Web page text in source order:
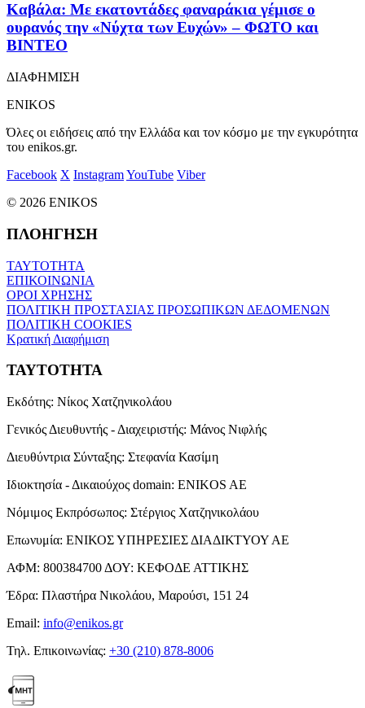
Καβάλα: Με εκατοντάδες φαναράκια γέμισε ο
ουρανός την «Νύχτα των Ευχών» – ΦΩΤΟ και
ΒΙΝΤΕΟ
ΔΙΑΦΗΜΙΣΗ
ENIKOS
Όλες οι ειδήσεις από την Ελλάδα και τον κόσμο με την εγκυρότητα
του enikos.gr.
Facebook X InstagramYouTube Viber
© 2026 ENIKOS
ΠΛΟΗΓΗΣΗ
ΤΑΥΤΟΤΗΤΑ
ΕΠΙΚΟΙΝΩΝΙΑ
ΟΡΟΙ ΧΡΗΣΗΣ
ΠΟΛΙΤΙΚΗ ΠΡΟΣΤΑΣΙΑΣ ΠΡΟΣΩΠΙΚΩΝ ΔΕΔΟΜΕΝΩΝ
ΠΟΛΙΤΙΚΗ COOKIES
Κρατική Διαφήμιση
ΤΑΥΤΟΤΗΤΑ
Εκδότης: Νίκος Χατζηνικολάου
Γενικός Διευθυντής - Διαχειριστής: Μάνος Νιφλής
Διευθύντρια Σύνταξης: Στεφανία Κασίμη
Ιδιοκτησία - Δικαιούχος domain: ENIKOS AE
Νόμιμος Εκπρόσωπος: Στέργιος Χατζηνικολάου
Επωνυμία: ΕΝΙΚΟΣ ΥΠΗΡΕΣΙΕΣ ΔΙΑΔΙΚΤΥΟΥ ΑΕ
ΑΦΜ: 800384700 ΔΟΥ: ΚΕΦΟΔΕ ΑΤΤΙΚΗΣ
Έδρα: Πλαστήρα Νικολάου, Μαρούσι, 151 24
Email: info@enikos.gr
Τηλ. Επικοινωνίας: +30 (210) 878-8006